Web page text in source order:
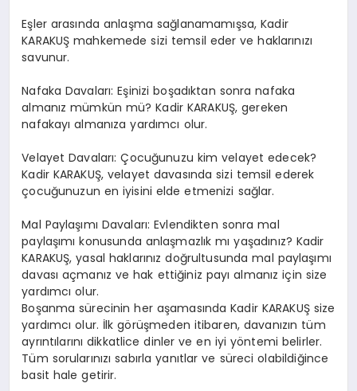
Eşler arasında anlaşma sağlanamamışsa, Kadir
KARAKUŞ mahkemede sizi temsil eder ve haklarınızı
savunur.
Nafaka Davaları: Eşinizi boşadıktan sonra nafaka
almanız mümkün mü? Kadir KARAKUŞ, gereken
nafakayı almanıza yardımcı olur.
Velayet Davaları: Çocuğunuzu kim velayet edecek?
Kadir KARAKUŞ, velayet davasında sizi temsil ederek
çocuğunuzun en iyisini elde etmenizi sağlar.
Mal Paylaşımı Davaları: Evlendikten sonra mal
paylaşımı konusunda anlaşmazlık mı yaşadınız? Kadir
KARAKUŞ, yasal haklarınız doğrultusunda mal paylaşımı
davası açmanız ve hak ettiğiniz payı almanız için size
yardımcı olur.
Boşanma sürecinin her aşamasında Kadir KARAKUŞ size
yardımcı olur. İlk görüşmeden itibaren, davanızın tüm
ayrıntılarını dikkatlice dinler ve en iyi yöntemi belirler.
Tüm sorularınızı sabırla yanıtlar ve süreci olabildiğince
basit hale getirir.